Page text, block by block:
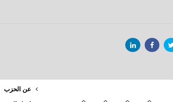
عن الحزب